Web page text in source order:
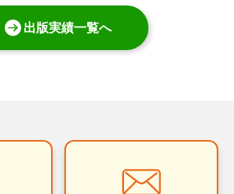
出版実績一覧へ